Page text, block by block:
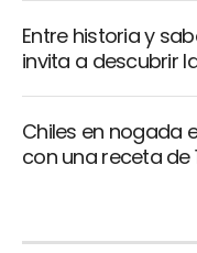
Entre historia y
invita a descubrir
Chiles en nogada
con una receta de